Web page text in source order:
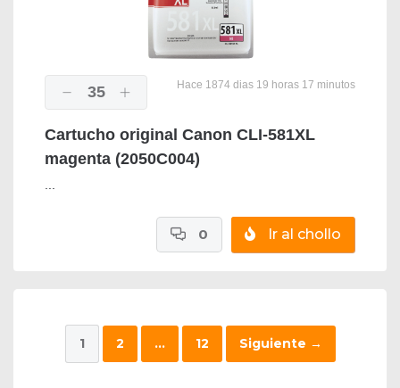
35 Hace 1874 dias 19 horas 17 minutos
Cartucho original Canon CLI-581XL
magenta (2050C004)
Ir al chollo
0
1 2 … 12 Siguiente →